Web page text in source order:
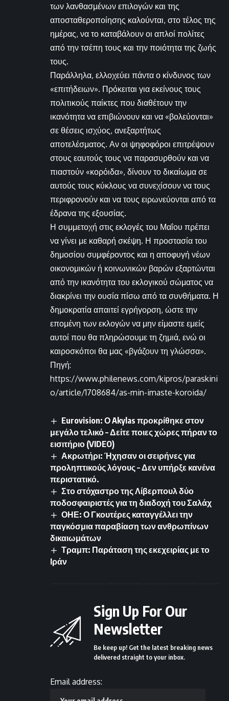
των λανθασμένων επιλογών και της
αποσταθεροποίησης καλούνται, στο τέλος της
ημέρας, να το καταβάλουν οι απλοί πολίτες
από την τσέπη τους και την ποιότητα της ζωής
τους.
Παράλληλα, ελλοχεύει πάντα ο κίνδυνος των
«επιτήδειων». Πρόκειται για εκείνους τους
πολιτικούς παίκτες που διαθέτουν την
ικανότητα να επιβιώνουν και να «βολεύονται»
σε θέσεις ισχύος, ανεξαρτήτως
αποτελέσματος. Αν οι ψηφοφόροι επιτρέψουν
στους εαυτούς τους να παρασυρθούν και να
πιαστούν «κορόιδα», δίνουν το δικαίωμα σε
αυτούς τους κύκλους να συνεχίσουν να τους
περιφρονούν και να τους ειρωνεύονται από τα
έδρανα της εξουσίας.
Η συμμετοχή στις εκλογές του Μαΐου πρέπει
να γίνει με καθαρή σκέψη. Η προστασία του
δημοσίου συμφέροντος και η αποφυγή νέων
οικονομικών ή κοινωνικών βαρών εξαρτώνται
από την ικανότητα του εκλογικού σώματος να
διακρίνει την ουσία πίσω από τα συνθήματα. Η
δημοκρατία απαιτεί εγρήγορση, ώστε την
επομένη των εκλογών να μην είμαστε εμείς
αυτοί που θα πληρώσουμε τη ζημιά, ενώ οι
καιροσκόποι θα μας «βγάζουν τη γλώσσα».
Πηγή:
https://www.philenews.com/kipros/paraskini
o/article/1708684/as-min-imaste-koroida/
Eurovision: Ο Akylas προκρίθηκε στον
μεγάλο τελικό – Δείτε ποιες χώρες πήραν το
εισιτήριο (VIDEO)
Ακρωτήρι: Ήχησαν οι σειρήνες για
προληπτικούς λόγους – Δεν υπήρξε κανένα
περιστατικό.
Στο στόχαστρο της Λίβερπουλ δύο
ποδοσφαιριστές για τη διαδοχή του Σαλάχ
ΟΗΕ: Ο Γκουτέρες καταγγέλλει την
παγκόσμια παραβίαση των ανθρωπίνων
δικαιωμάτων
Τραμπ: Παράταση της εκεχειρίας με το
Ιράν
Sign Up For Our
Newsletter
Be keep up! Get the latest breaking news
delivered straight to your inbox.
Email address: